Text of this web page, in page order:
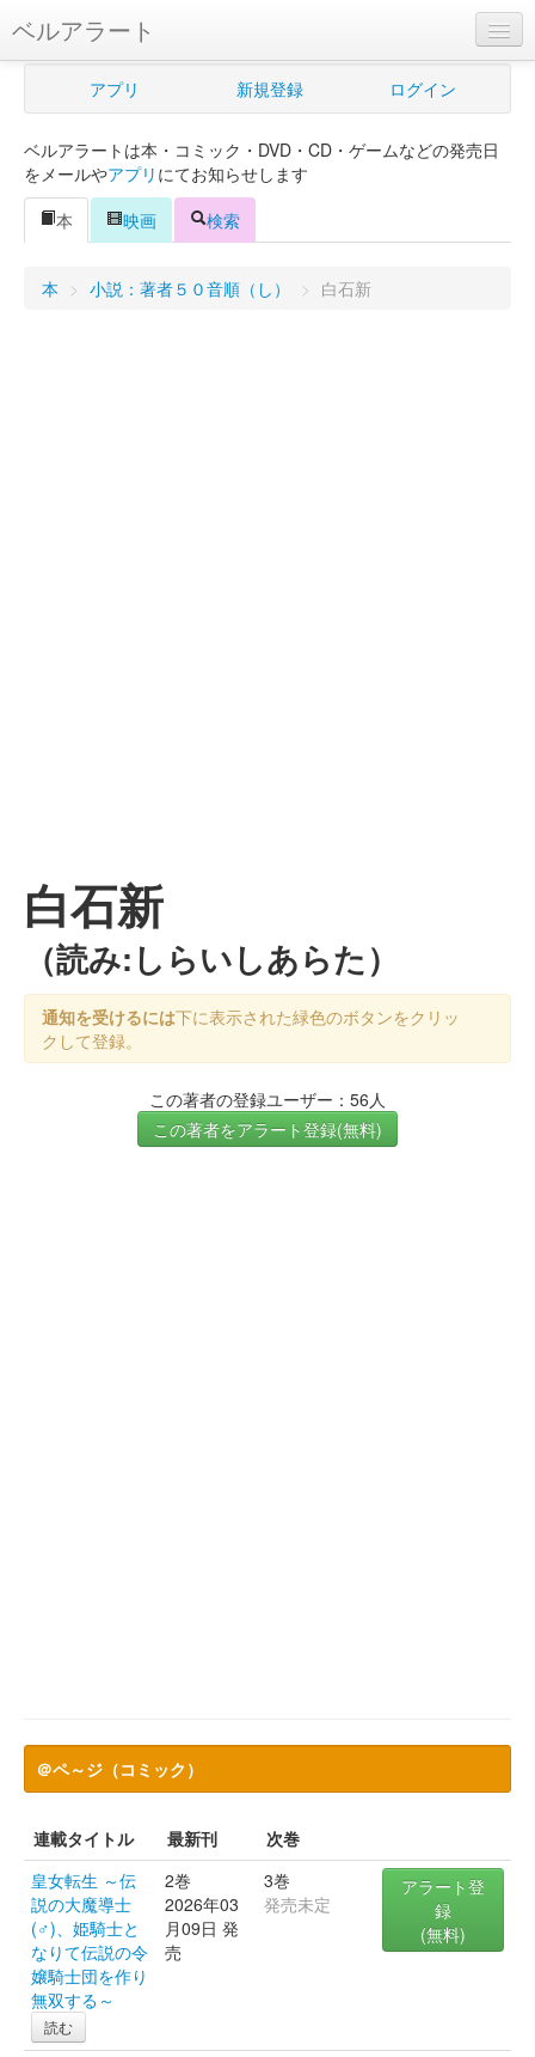
ベルアラート
ベルアラートとは
新規登録
ログイン
アプリ 新規登録 ログイン
ベルアラートは本・コミック・DVD・CD・ゲームなどの発売日
をメールやアプリ にてお知らせします
本
映画 検索
本 > 小説：著者５０音順（し） > 白石新
白石新
（読み:しらいしあらた）
通知を受けるには下に表示された緑色のボタンをクリッ
クして登録。
この著者の登録ユーザー：56人
この著者をアラート登録(無料)
＠ペ～ジ（コミック）
連載タイトル 最新刊
次巻
皇女転生 ～伝
説の大魔導士
(♂)、姫騎士と
なりて伝説の令
嬢騎士団を作り
無双する～
読む
2巻
2026年03
月09日 発
売
3巻
発売未定
アラート登
録
(無料)